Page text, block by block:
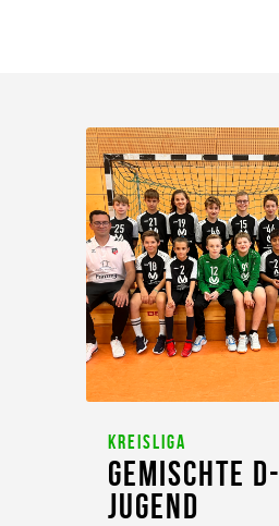
Über uns
Mannschaften
News/Events
Sponsoren
Kontakt
Gallerie
Kreisliga
Gemischte D-
Jugend